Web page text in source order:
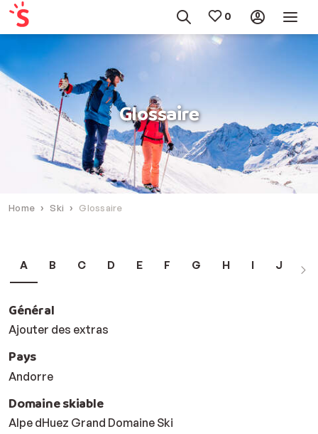
Glossaire
Home Ski Glossaire
A B C D E F G H I J L
Général
Ajouter des extras
Pays
Andorre
Domaine skiable
Alpe dHuez Grand Domaine Ski